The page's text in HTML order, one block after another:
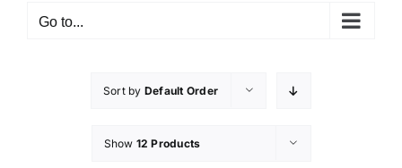
Go to...
Sort by Default Order
Show 12 Products